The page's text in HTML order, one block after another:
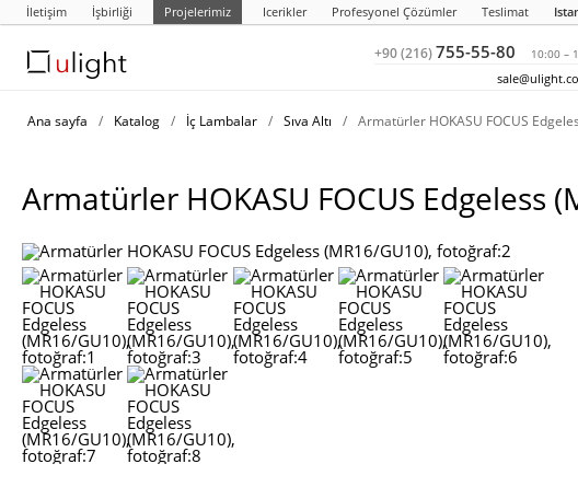
İletişim İşbirliği Projelerimiz Icerikler Profesyonel Çözümler Teslimat
+90 (216)755-55-80 10:00 –
Ana sayfa / Katalog / İç Lambalar / Sıva Altı / Armatürler HOKASU FOCUS
Armatürler HOKASU FOCUS Edgeless